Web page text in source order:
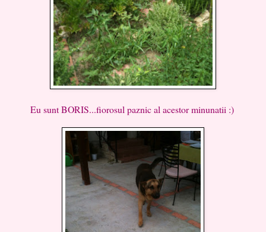
Eu sunt BORIS...fiorosul paznic al acestor minunatii :)